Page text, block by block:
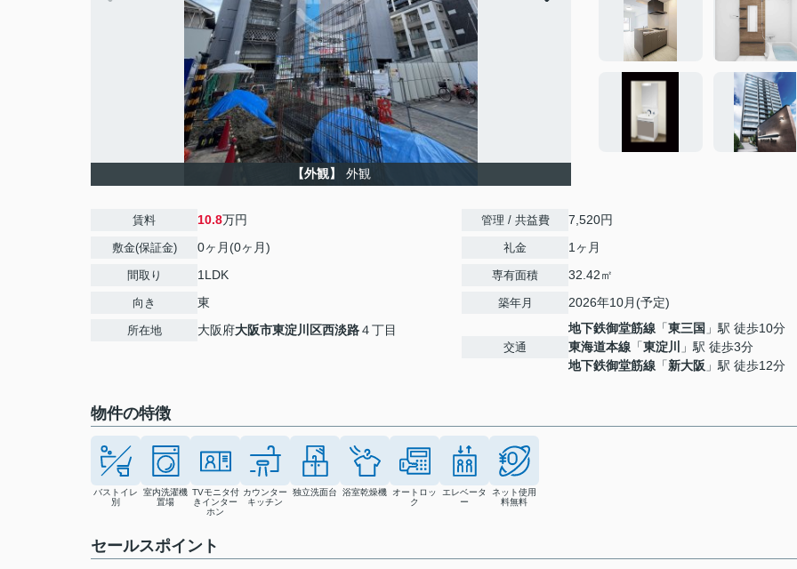
【外観】 外観
賃料 10.8万円
敷金(保証金) 0ヶ月(0ヶ月)
間取り 1LDK
向き 東
所在地 大阪府大阪市東淀川区西淡路４丁目
管理 / 共益費 7,520円
礼金 1ヶ月
専有面積 32.42㎡
築年月 2026年10月(予定)
交通
地下鉄御堂筋線 「東三国 」駅 徒歩10分
東海道本線 「東淀川
」駅 徒歩3分
地下鉄御堂筋線 「新大阪 」駅 徒歩12分
物件の特徴
バストイレ
別
室内洗濯機
置場
TVモニタ付
きインター
ホン
カウンター
キッチン
独立洗面台 浴室乾燥機
オートロッ
ク
エレベータ
ー
ネット使用
料無料
セールスポイント